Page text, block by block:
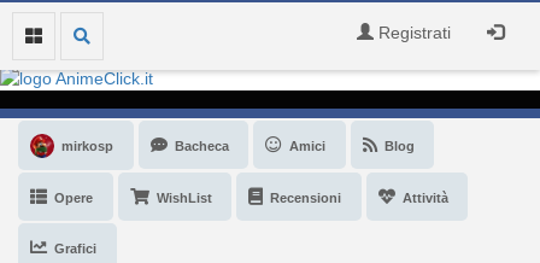
Registrati
mirkosp Bacheca Amici Blog
Opere WishList Recensioni Attività
Grafici